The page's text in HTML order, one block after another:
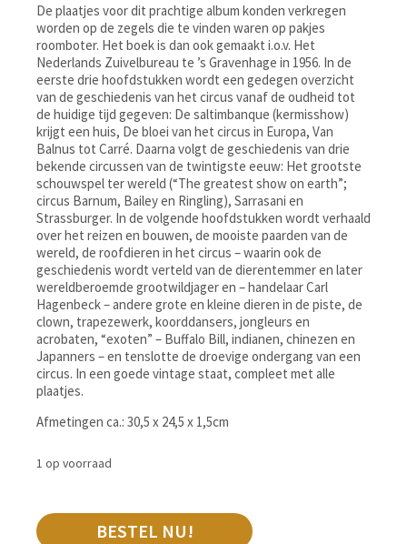
De plaatjes voor dit prachtige album konden verkregen
worden op de zegels die te vinden waren op pakjes
roomboter. Het boek is dan ook gemaakt i.o.v. Het
Nederlands Zuivelbureau te ’s Gravenhage in 1956. In de
eerste drie hoofdstukken wordt een gedegen overzicht
van de geschiedenis van het circus vanaf de oudheid tot
de huidige tijd gegeven: De saltimbanque (kermisshow)
krijgt een huis, De bloei van het circus in Europa, Van
Balnus tot Carré. Daarna volgt de geschiedenis van drie
bekende circussen van de twintigste eeuw: Het grootste
schouwspel ter wereld (“The greatest show on earth”;
circus Barnum, Bailey en Ringling), Sarrasani en
Strassburger. In de volgende hoofdstukken wordt verhaald
over het reizen en bouwen, de mooiste paarden van de
wereld, de roofdieren in het circus – waarin ook de
geschiedenis wordt verteld van de dierentemmer en later
wereldberoemde grootwildjager en – handelaar Carl
Hagenbeck – andere grote en kleine dieren in de piste, de
clown, trapezewerk, koorddansers, jongleurs en
acrobaten, “exoten” – Buffalo Bill, indianen, chinezen en
Japanners – en tenslotte de droevige ondergang van een
circus. In een goede vintage staat, compleet met alle
plaatjes.
Afmetingen ca.: 30,5 x 24,5 x 1,5cm
1 op voorraad
BESTEL NU!